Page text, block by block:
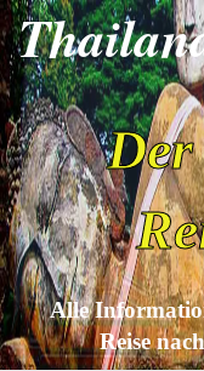
Alle
Reise